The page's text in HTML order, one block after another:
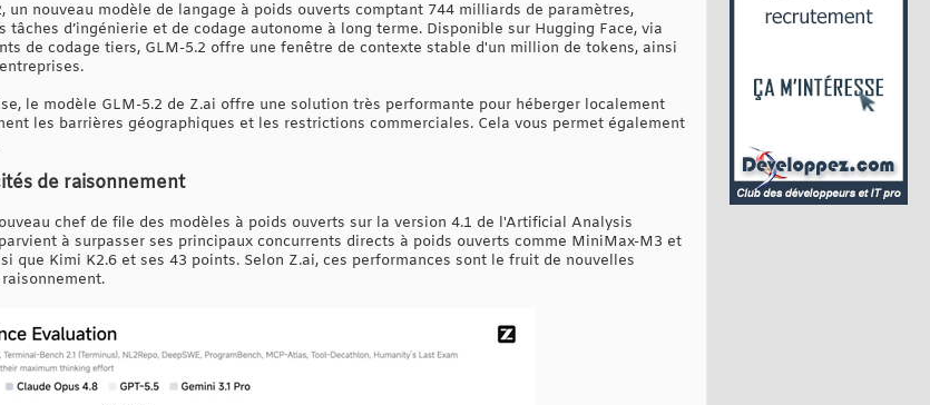
un nouveau modèle de langage à poids ouverts comptant 744 milliards de paramètres,
d’ingénierie et de codage autonome à long terme. Disponible sur Hugging Face, via
de codage tiers, GLM-5.2 offre une fenêtre de contexte stable d'un million de tokens, ainsi
le modèle GLM-5.2 de Z.ai offre une solution très performante pour héberger localement
les barrières géographiques et les restrictions commerciales. Cela vous permet également
de raisonnement
chef de file des modèles à poids ouverts sur la version 4.1 de l'Artificial Analysis
à surpasser ses principaux concurrents directs à poids ouverts comme MiniMax-M3 et
que Kimi K2.6 et ses 43 points. Selon Z.ai, ces performances sont le fruit de nouvelles